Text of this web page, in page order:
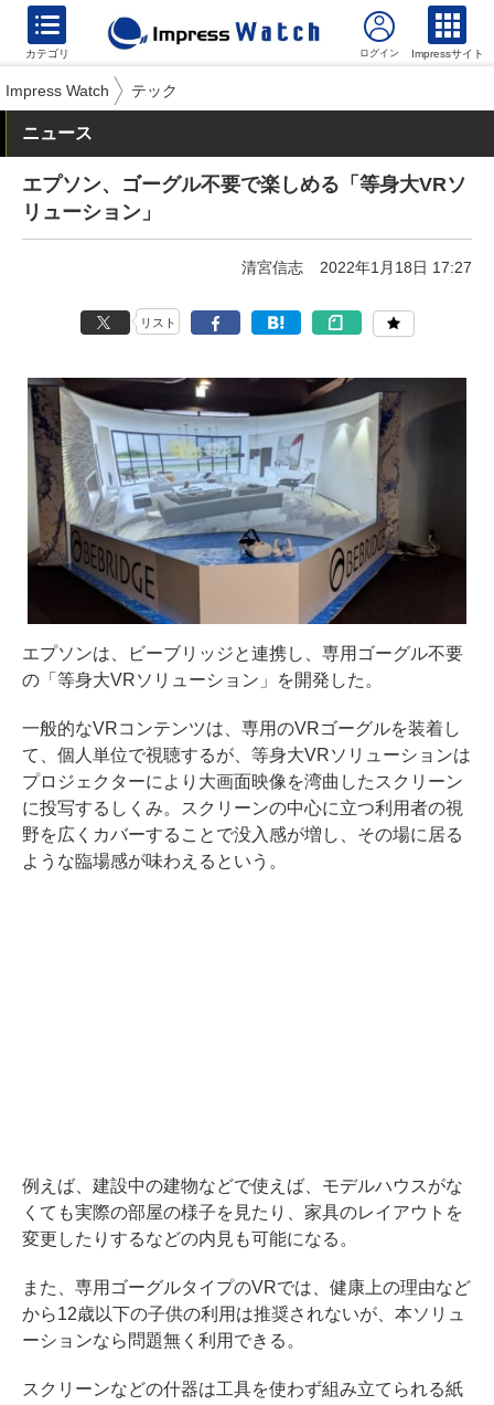
カテゴリ Impressサイト
Impress Watch テック
ニュース
エプソン、ゴーグル不要で楽しめる「等身大VRソ
リューション」
清宮信志 2022年1月18日 17:27
リスト
エプソンは、ビーブリッジと連携し、専用ゴーグル不要
の「等身大VRソリューション」を開発した。
一般的なVRコンテンツは、専用のVRゴーグルを装着し
て、個人単位で視聴するが、等身大VRソリューションは
プロジェクターにより大画面映像を湾曲したスクリーン
に投写するしくみ。スクリーンの中心に立つ利用者の視
野を広くカバーすることで没入感が増し、その場に居る
ような臨場感が味わえるという。
例えば、建設中の建物などで使えば、モデルハウスがな
くても実際の部屋の様子を見たり、家具のレイアウトを
変更したりするなどの内見も可能になる。
また、専用ゴーグルタイプのVRでは、健康上の理由など
から12歳以下の子供の利用は推奨されないが、本ソリュ
ーションなら問題無く利用できる。
スクリーンなどの什器は工具を使わず組み立てられる紙